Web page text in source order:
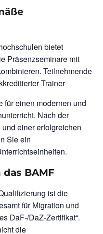
bietet
Präsenzseminare mit
Teilnehmende
Trainer
für einen modernen und
Nach der
einer erfolgreichen
Sie ein
BAMF
ist die
für Migration und
DaF-/DaZ-Zertifikat“.
die